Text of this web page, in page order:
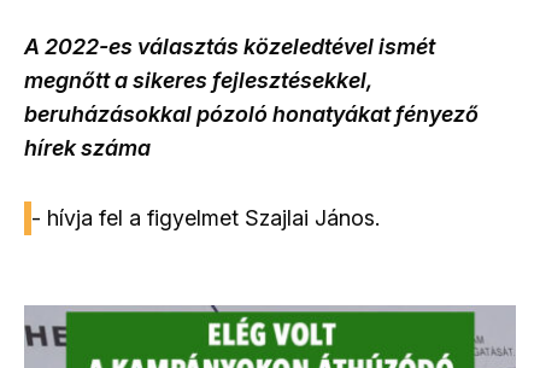
A 2022-es választás közeledtével ismét
megnőtt a sikeres fejlesztésekkel,
beruházásokkal pózoló honatyákat fényező
hírek száma
- hívja fel a figyelmet Szajlai János.